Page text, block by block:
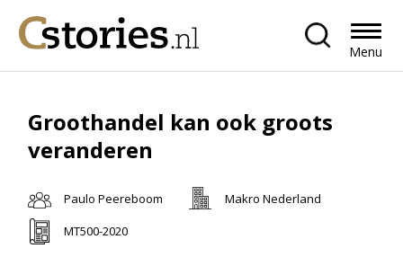
Menu
Groothandel kan ook groots
veranderen
Paulo Peereboom
Makro Nederland
MT500-2020